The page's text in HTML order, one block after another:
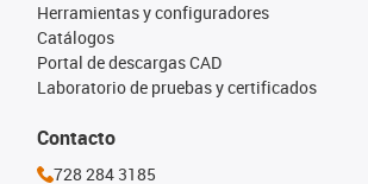
Herramientas y configuradores
Catálogos
Portal de descargas CAD
Laboratorio de pruebas y certificados
Contacto
728 284 3185